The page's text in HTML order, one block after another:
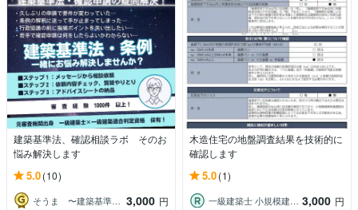
建築基準法、確認相談ラボ そのお
悩み解決します
5.0(10)
そうま 〜建築基準法、確認相談ラボ〜 3,000 円
木造住宅の地盤調査結果を技術的に
確認します
5.0(1)
一級建築士 小規模建築 地盤相談センター 3,000 円